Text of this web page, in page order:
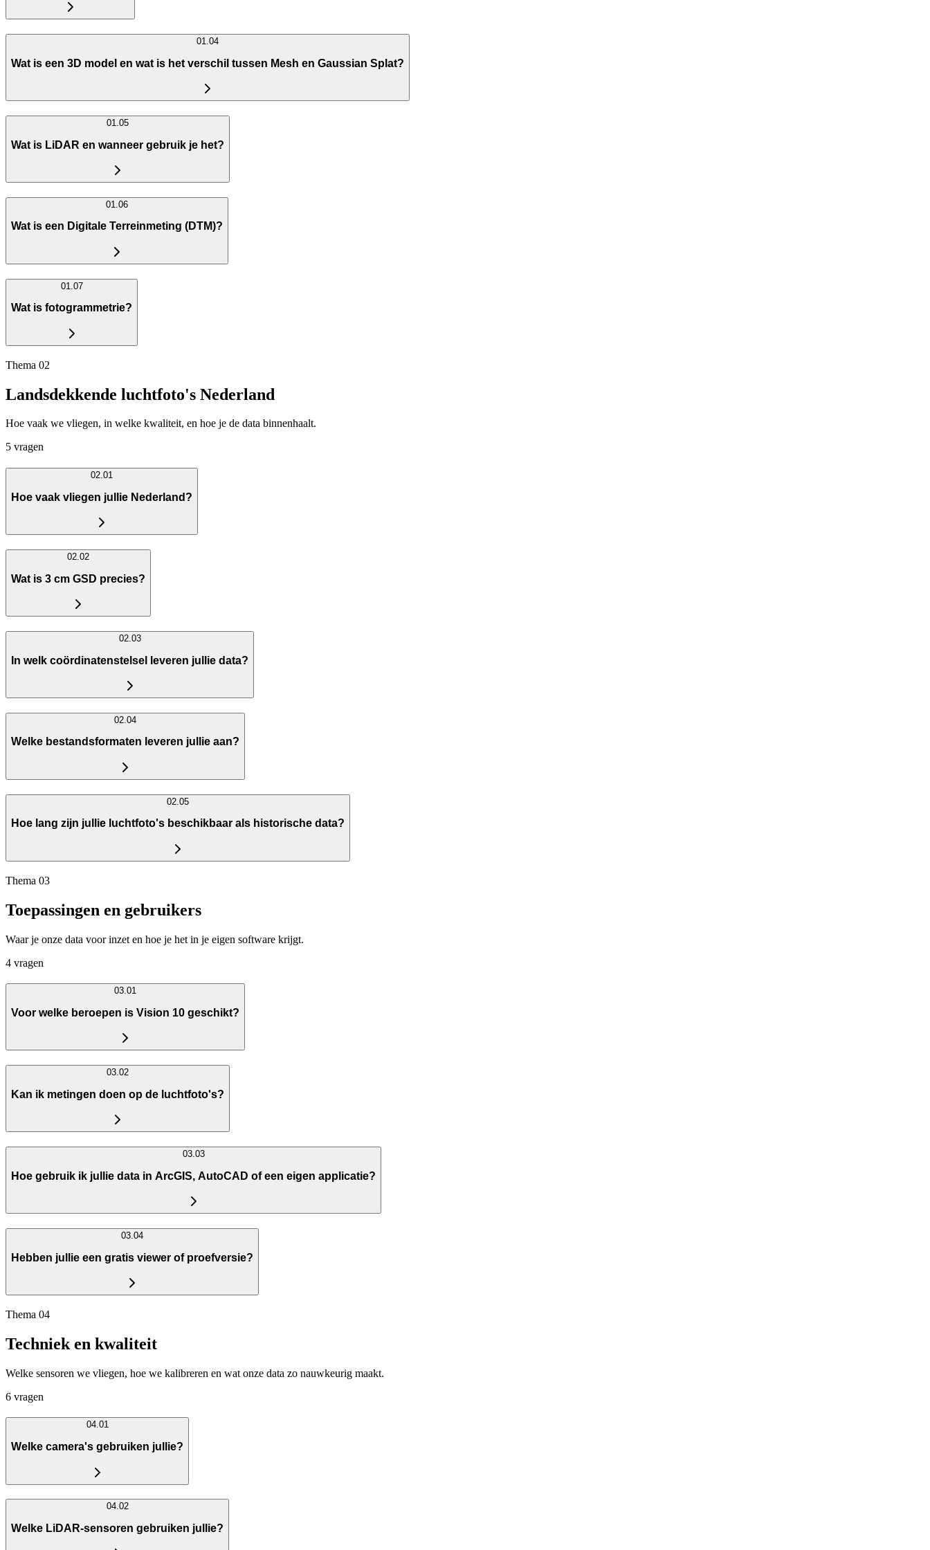
01.04
Wat is een 3D model en wat is het verschil tussen Mesh en Gaussian Splat?
01.05
Wat is LiDAR en wanneer gebruik je het?
01.06
Wat is een Digitale Terreinmeting (DTM)?
01.07
Wat is fotogrammetrie?
Thema 02
Landsdekkende luchtfoto's Nederland
Hoe vaak we vliegen, in welke kwaliteit, en hoe je de data binnenhaalt.
5 vragen
02.01
Hoe vaak vliegen jullie Nederland?
02.02
Wat is 3 cm GSD precies?
02.03
In welk coördinatenstelsel leveren jullie data?
02.04
Welke bestandsformaten leveren jullie aan?
02.05
Hoe lang zijn jullie luchtfoto's beschikbaar als historische data?
Thema 03
Toepassingen en gebruikers
Waar je onze data voor inzet en hoe je het in je eigen software krijgt.
4 vragen
03.01
Voor welke beroepen is Vision 10 geschikt?
03.02
Kan ik metingen doen op de luchtfoto's?
03.03
Hoe gebruik ik jullie data in ArcGIS, AutoCAD of een eigen applicatie?
03.04
Hebben jullie een gratis viewer of proefversie?
Thema 04
Techniek en kwaliteit
Welke sensoren we vliegen, hoe we kalibreren en wat onze data zo nauwkeurig maakt.
6 vragen
04.01
Welke camera's gebruiken jullie?
04.02
Welke LiDAR-sensoren gebruiken jullie?